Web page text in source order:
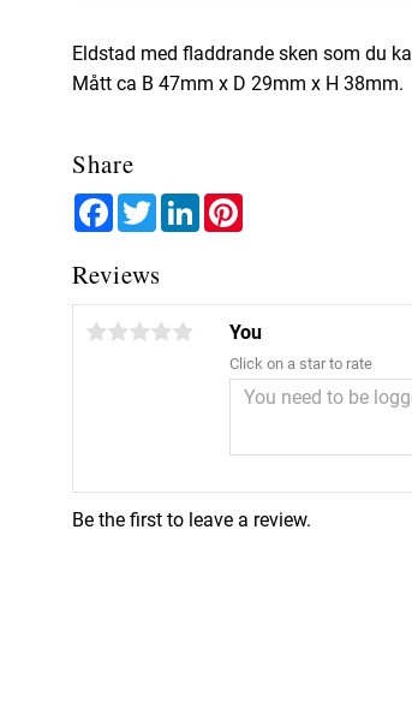
Eldstad med fladdrande sken som du
Mått ca B 47mm x D 29mm x H 38mm.
Share
FacebookTwitterLinkedIn
Reviews
You
Click on a star to rate
Be the first to leave a review.